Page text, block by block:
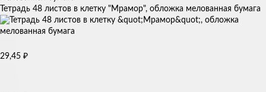
Тетрадь 48 листов в клетку "Мрамор", обложка мелованная бумага
29,45 ₽